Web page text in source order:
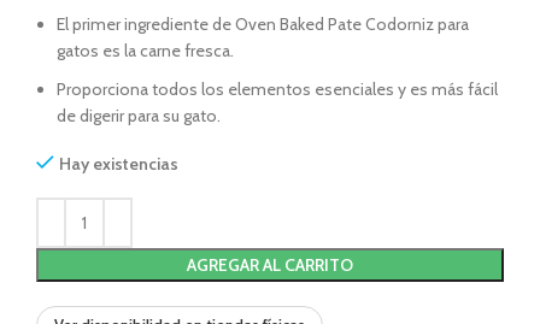
El primer ingrediente de Oven Baked Pate Codorniz para
gatos es la carne fresca.
Proporciona todos los elementos esenciales y es más fácil
de digerir para su gato.
Hay existencias
AGREGAR AL CARRITO